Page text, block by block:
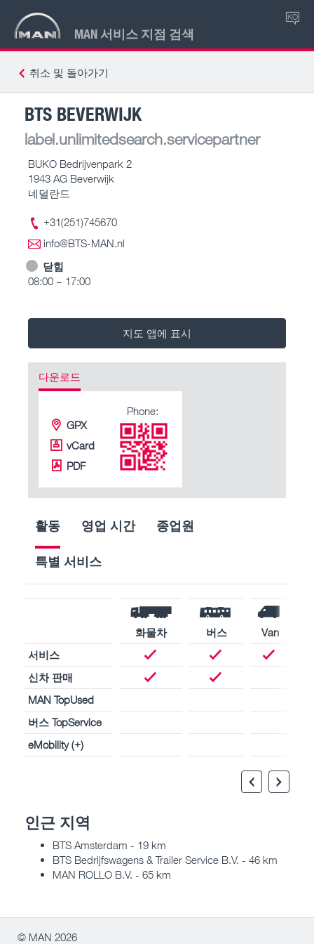
MAN 서비스 지점 검색
KO
취소 및 돌아가기
BTS BEVERWIJK
label.unlimitedsearch.servicepartner
BUKO Bedrijvenpark 2
1943 AG Beverwijk
네덜란드
+31(251)745670
info@BTS-MAN.nl
닫힘
08:00 – 17:00
지도 앱에 표시
다운로드
GPX
vCard
PDF
Phone:
활동 영업 시간 종업원
특별 서비스
화물차 버스
Van
서비스
신차 판매
MAN TopUsed
버스 TopService
eMobility (+)
인근 지역
BTS Amsterdam - 19 km
BTS Bedrijfswagens & Trailer Service B.V. - 46 km
MAN ROLLO B.V. - 65 km
© MAN 2026